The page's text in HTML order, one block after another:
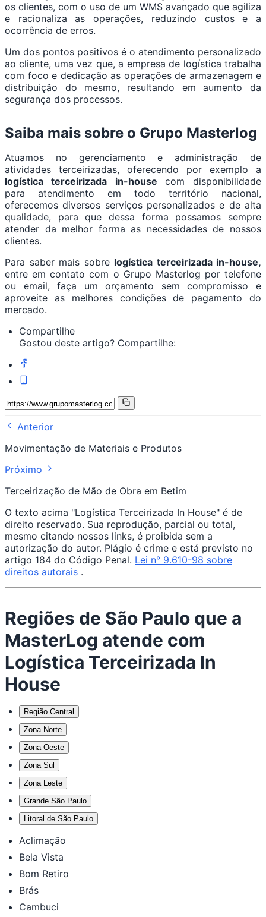
os clientes, com o uso de um WMS avançado que agiliza
e racionaliza as operações, reduzindo custos e a
ocorrência de erros.
Um dos pontos positivos é o atendimento personalizado
ao cliente, uma vez que, a empresa de logística trabalha
com foco e dedicação as operações de armazenagem e
distribuição do mesmo, resultando em aumento da
segurança dos processos.
Saiba mais sobre o Grupo Masterlog
Atuamos no gerenciamento e administração de
atividades terceirizadas, oferecendo por exemplo a
logística terceirizada in-house com disponibilidade
para atendimento em todo território nacional,
oferecemos diversos serviços personalizados e de alta
qualidade, para que dessa forma possamos sempre
atender da melhor forma as necessidades de nossos
clientes.
Para saber mais sobre logística terceirizada in-house,
entre em contato com o Grupo Masterlog por telefone
ou email, faça um orçamento sem compromisso e
aproveite as melhores condições de pagamento do
mercado.
Compartilhe
Gostou deste artigo? Compartilhe:
Anterior
Movimentação de Materiais e Produtos
Próximo
Terceirização de Mão de Obra em Betim
O texto acima "Logística Terceirizada In House" é de
direito reservado. Sua reprodução, parcial ou total,
mesmo citando nossos links, é proibida sem a
autorização do autor. Plágio é crime e está previsto no
artigo 184 do Código Penal. Lei n° 9.610-98 sobre
direitos autorais .
Regiões de São Paulo que a
MasterLog atende com
Logística Terceirizada In
House
Região Central
Zona Norte
Zona Oeste
Zona Sul
Zona Leste
Grande São Paulo
Litoral de São Paulo
Aclimação
Bela Vista
Bom Retiro
Brás
Cambuci